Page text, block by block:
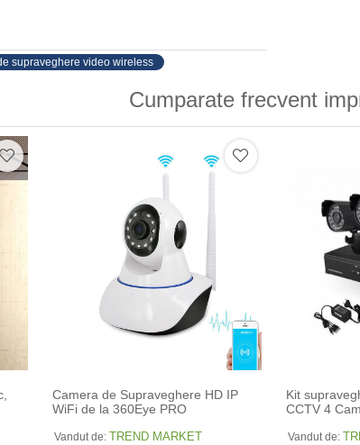
supraveghere video wireless
Cumparate frecvent
Camera de Supraveghere HD IP
WiFi de la 360Eye PRO
Vandut de: TREND MARKET
Kit
CCTV 4
Vandut de: